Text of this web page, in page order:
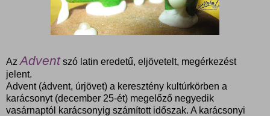
Az Adventszó latin eredetű, eljövetelt, megérkezést
jelent.
Advent (ádvent, úrjövet) a keresztény kultúrkörben a
karácsonyt (december 25-ét) megelőző negyedik
vasárnaptól karácsonyig számított időszak. A karácsonyi